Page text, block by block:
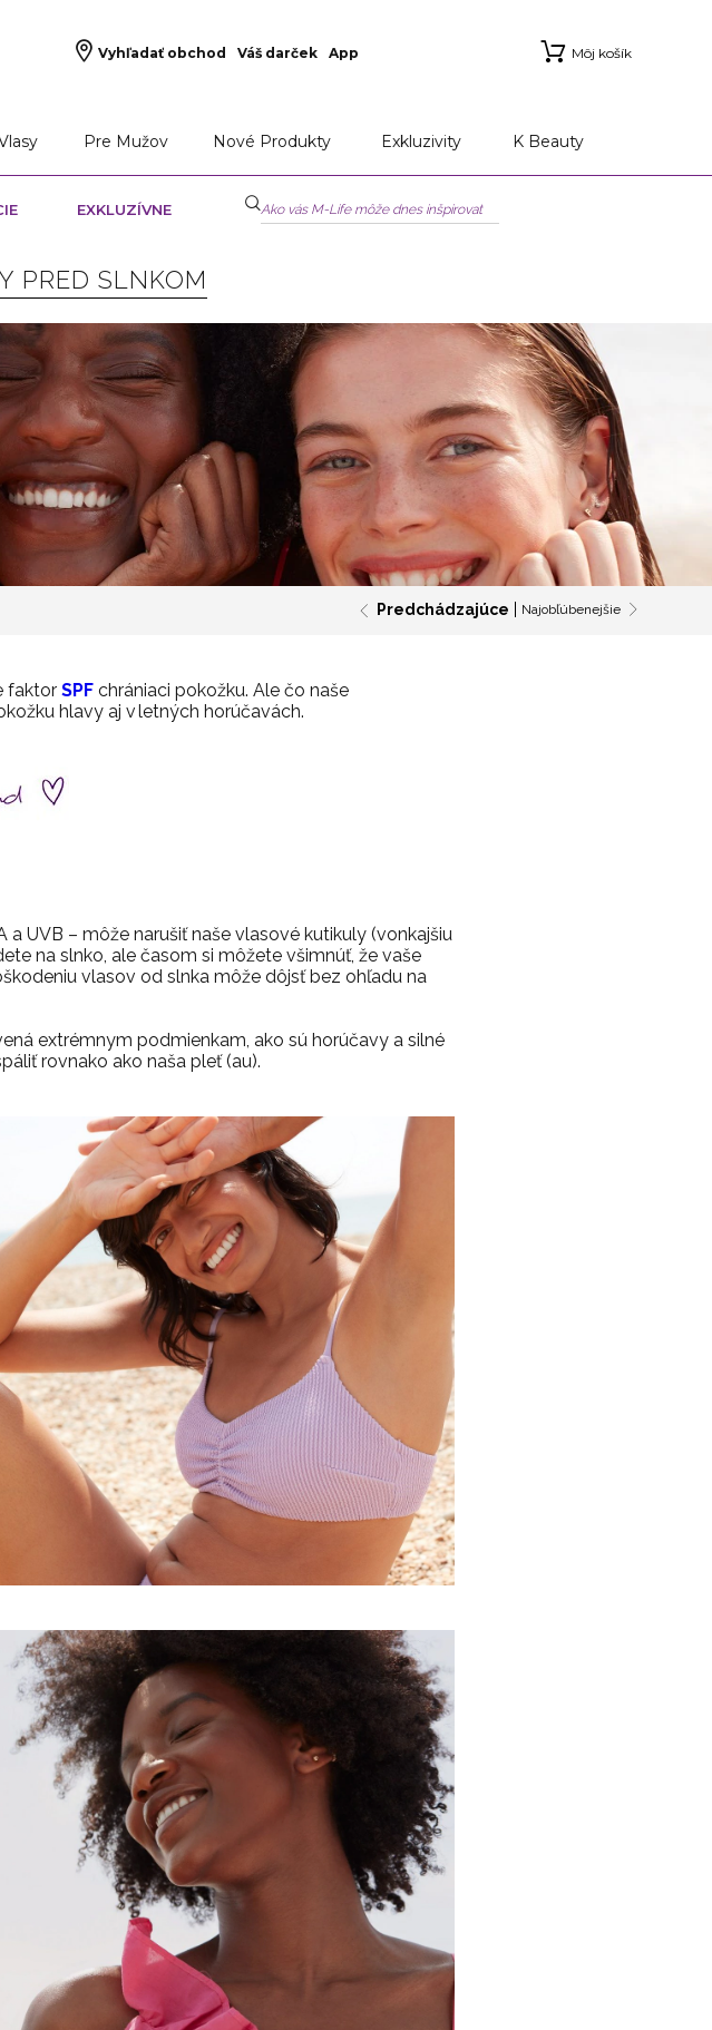
Vyhľadať obchod Váš darček App Môj košík
Pre Mužov Nové Produkty Exkluzivity K Beauty
EXKLUZÍVNE
PRED SLNKOM
Predchádzajúce Najobľúbenejšie
faktor SPF chrániaci pokožku. Ale čo naše
hlavy aj v letných horúčavách.
UVB – môže narušiť naše vlasové kutikuly (vonkajšiu
na slnko, ale časom si môžete všimnúť, že vaše
vlasov od slnka môže dôjsť bez ohľadu na
extrémnym podmienkam, ako sú horúčavy a silné
rovnako ako naša pleť (au).